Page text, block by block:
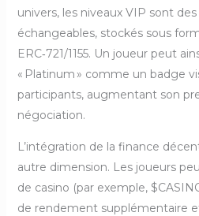
univers, les niveaux VIP sont
échangeables, stockés sous
ERC‑721/1155. Un joueur peut
« Platinum » comme un badge
participants, augmentant son
négociation.
L’intégration de la finance
autre dimension. Les joueurs
de casino (par exemple,
de rendement supplémentaire